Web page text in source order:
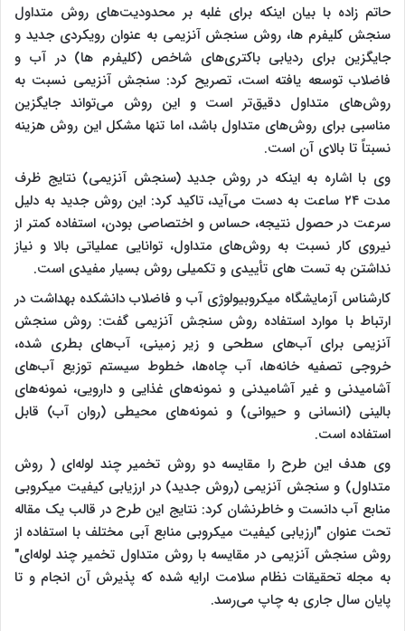
حاتم زاده با بیان اینکه برای غلبه بر محدودیت‌های روش متداول
سنجش کلیفرم ها، روش سنجش آنزیمی به عنوان رویکردی جدید و
جایگزین برای ردیابی باکتری‌های شاخص (کلیفرم ها) در آب و
فاضلاب توسعه یافته است، تصریح کرد: سنجش آنزیمی نسبت به
روش‌های متداول دقیق‌تر است و این روش می‌تواند جایگزین
مناسبی برای روش‌های متداول باشد، اما تنها مشکل این روش هزینه
نسبتاً تا بالای آن است.
وی با اشاره به اینکه در روش جدید (سنجش آنزیمی) نتایج ظرف
مدت ۲۴ ساعت به دست می‌آید، تاکید کرد: این روش جدید به دلیل
سرعت در حصول نتیجه، حساس و اختصاصی بودن، استفاده کمتر از
نیروی کار نسبت به روش‌های متداول، توانایی عملیاتی بالا و نیاز
نداشتن به تست های تأییدی و تکمیلی روش بسیار مفیدی است.
کارشناس آزمایشگاه میکروبیولوژی آب و فاضلاب دانشکده بهداشت در
ارتباط با موارد استفاده روش سنجش آنزیمی گفت: روش سنجش
آنزیمی برای آب‌های سطحی و زیر زمینی، آب‌های بطری شده،
خروجی تصفیه خانه‌ها، آب چاه‌ها، خطوط سیستم توزیع آب‌های
آشامیدنی و غیر آشامیدنی و نمونه‌های غذایی و دارویی، نمونه‌های
بالینی (انسانی و حیوانی) و نمونه‌های محیطی (روان آب) قابل
استفاده است.
وی هدف این طرح را مقایسه دو روش تخمیر چند لوله‌ای ( روش
متداول) و سنجش آنزیمی (روش جدید) در ارزیابی کیفیت میکروبی
منابع آب دانست و خاطرنشان کرد: نتایج این طرح در قالب یک مقاله
تحت عنوان "ارزیابی کیفیت میکروبی منابع آبی مختلف با استفاده از
روش سنجش آنزیمی در مقایسه با روش متداول تخمیر چند لوله‌ای"
به مجله تحقیقات نظام سلامت ارایه شده که پذیرش آن انجام و تا
پایان سال جاری به چاپ می‌رسد.